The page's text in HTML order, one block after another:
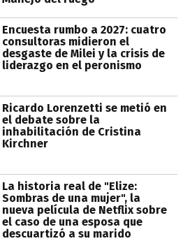
Encuesta rumbo a 2027: cuatro
consultoras midieron el
desgaste de Milei y la crisis de
liderazgo en el peronismo
Ricardo Lorenzetti se metió en
el debate sobre la
inhabilitación de Cristina
Kirchner
La historia real de "Elize:
Sombras de una mujer", la
nueva película de Netflix sobre
el caso de una esposa que
descuartizó a su marido